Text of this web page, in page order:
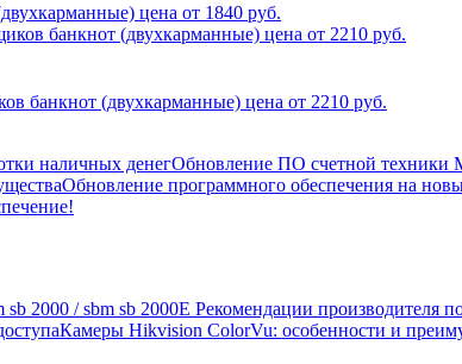
цена от 1840 руб.
банкнот (двухкарманные) цена от 2210 руб.
наличных денегОбновление ПО счетной техники
Обновление программного обеспечения на
sb 2000 / sbm sb 2000E Рекомендации производителя
Камеры Hikvision ColorVu: особенности и